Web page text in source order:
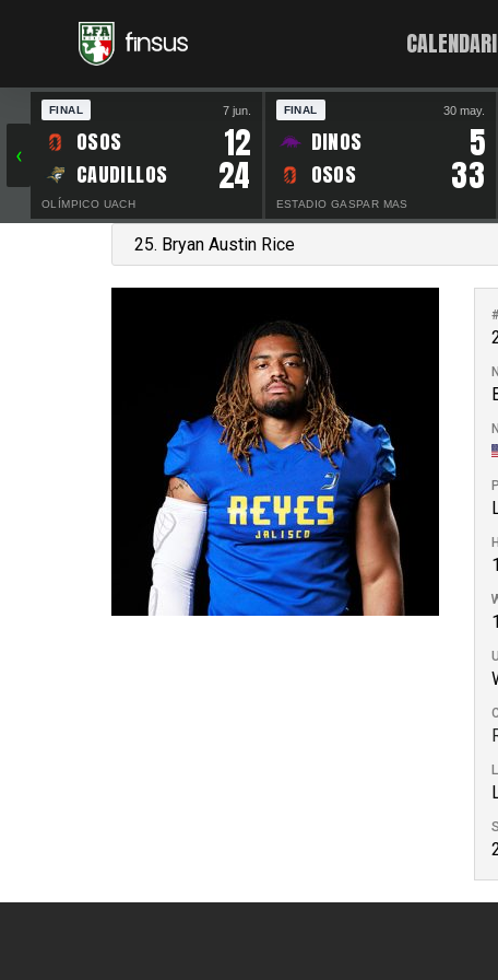
‹
FINAL 7 jun.
OSOS 12
CAUDILLOS 24
OLÍMPICO UACH
FINAL 30 may.
DINOS 5
OSOS 33
ESTADIO GASPAR MAS
#